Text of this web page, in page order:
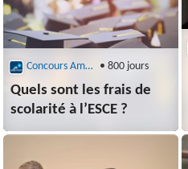
Concours Ambitions • 800 jours
Quels sont les frais de
scolarité à l’ESCE ?